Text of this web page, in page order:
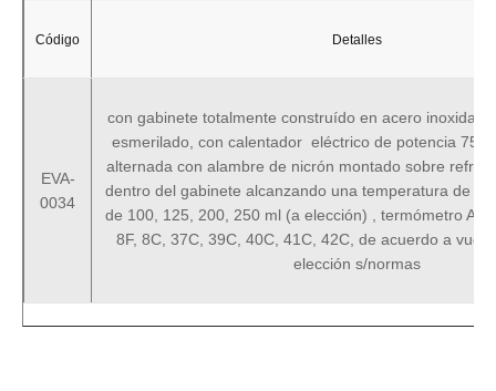
Código Detalles
EVA-
0034
con gabinete totalmente construído en acero
esmerilado, con calentador eléctrico de potencia
alternada con alambre de nicrón montado sobre
dentro del gabinete alcanzando una temperatura de
de 100, 125, 200, 250 ml (a elección) , termómetro
8F, 8C, 37C, 39C, 40C, 41C, 42C, de acuerdo a
elección s/normas